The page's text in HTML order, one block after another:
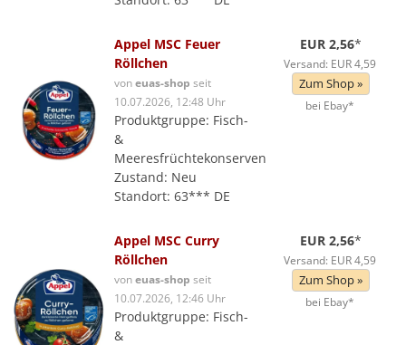
Appel MSC Feuer
Röllchen
voneuas-shop seit
10.07.2026, 12:48 Uhr
Produktgruppe: Fisch-
&
Meeresfrüchtekonserven
Zustand: Neu
Standort: 63*** DE
EUR 2,56*
Versand: EUR 4,59
Zum Shop »
bei Ebay*
Appel MSC Curry
Röllchen
voneuas-shop seit
10.07.2026, 12:46 Uhr
Produktgruppe: Fisch-
&
EUR 2,56*
Versand: EUR 4,59
Zum Shop »
bei Ebay*